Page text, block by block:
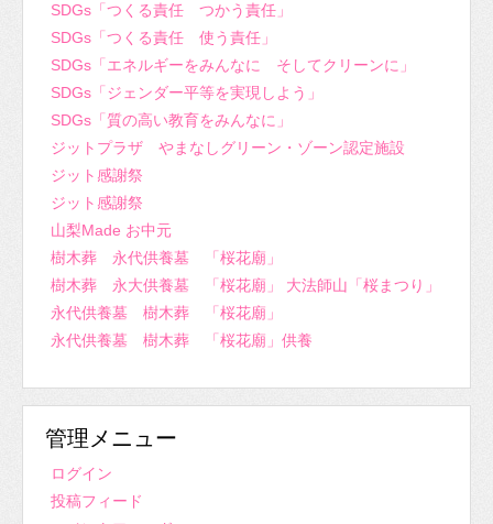
SDGs「つくる責任 つかう責任」
SDGs「つくる責任 使う責任」
SDGs「エネルギーをみんなに そしてクリーンに」
SDGs「ジェンダー平等を実現しよう」
SDGs「質の高い教育をみんなに」
ジットプラザ やまなしグリーン・ゾーン認定施設
ジット感謝祭
ジット感謝祭
山梨Made お中元
樹木葬 永代供養墓 「桜花廟」
樹木葬 永大供養墓 「桜花廟」 大法師山「桜まつり」
永代供養墓 樹木葬 「桜花廟」
永代供養墓 樹木葬 「桜花廟」供養
管理メニュー
ログイン
投稿フィード